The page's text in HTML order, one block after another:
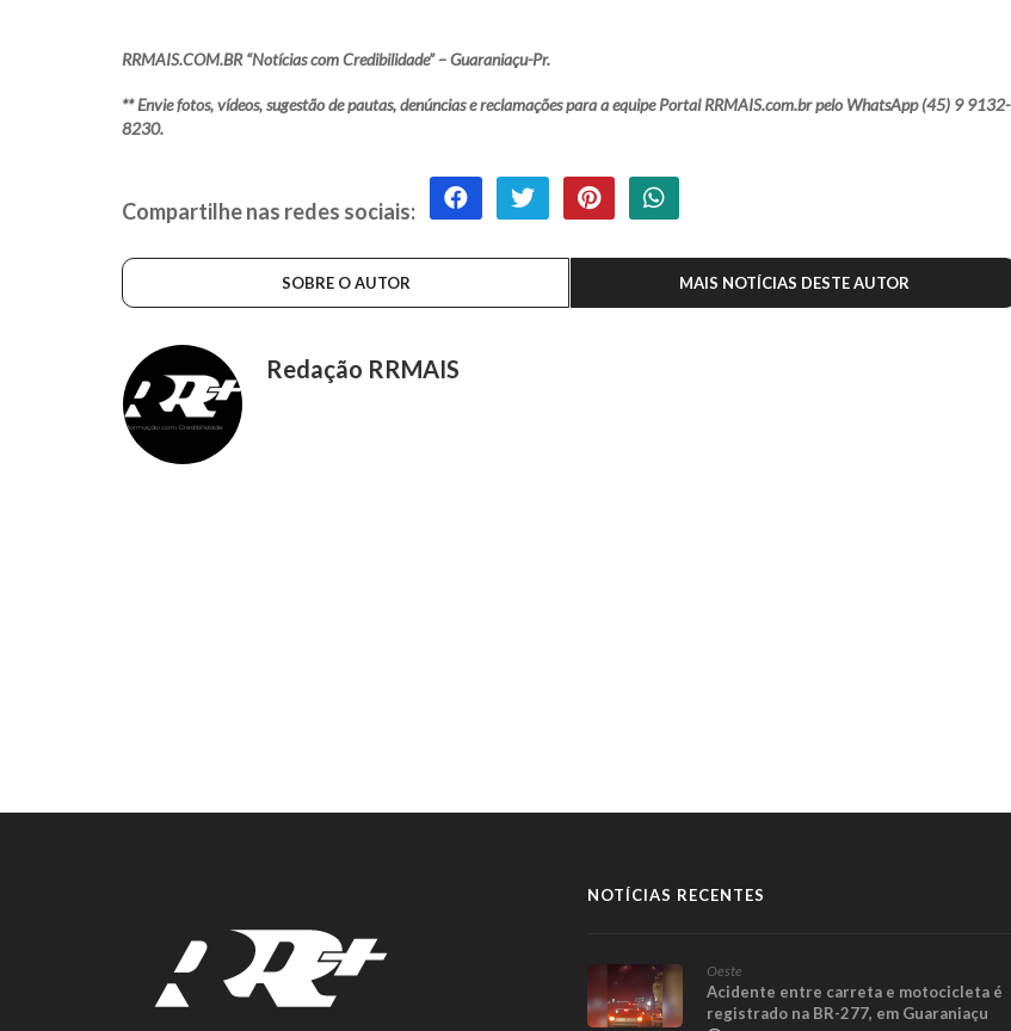
RRMAIS.COM.BR “Notícias com Credibilidade” – Guaraniaçu-Pr.
** Envie fotos, vídeos, sugestão de pautas, denúncias e reclamações para a equipe Portal RRMAIS.com.br pelo WhatsApp (45) 9 9132-
8230.
Compartilhe nas redes sociais:
SOBRE O AUTOR MAIS NOTÍCIAS DESTE AUTOR
Redação RRMAIS
NOTÍCIAS RECENTES
Oeste
Acidente entre carreta e motocicleta é
registrado na BR-277, em Guaraniaçu